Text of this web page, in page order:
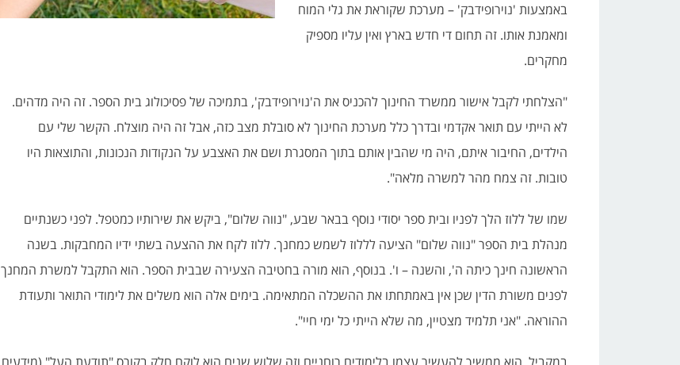
באמצעות 'נוירופידבק' – מערכת שקוראת את גלי המוח
ומאמנת אותו. זה תחום די חדש בארץ ואין עליו מספיק
מחקרים.
"הצלחתי לקבל אישור ממשרד החינוך להכניס את ה'נוירופידבק', בתמיכה של פסיכולוג בית הספר. זה היה מדהים.
לא הייתי עם תואר אקדמי ובדרך כלל מערכת החינוך לא סובלת מצב כזה, אבל זה היה מוצלח. הקשר שלי עם
הילדים, החיבור איתם, היה מי שהבין אותם בתוך המסגרת ושם את האצבע על הנקודות הנכונות, והתוצאות היו
טובות. זה צמח מהר למשרה מלאה".
שמו של ללוז הלך לפניו ובית ספר יסודי נוסף בבאר שבע, "נווה שלום", ביקש את שירותיו כמטפל. לפני כשנתיים
מנהלת בית הספר "נווה שלום" הציעה לללוז לשמש כמחנך. ללוז לקח את ההצעה בשתי ידיו המחבקות. בשנה
הראשונה חינך כיתה ה', והשנה – ו'. בנוסף, הוא מורה בחטיבה הצעירה שבבית הספר. הוא התקבל למשרת המחנך
לפנים משורת הדין שכן אין באמתחתו את ההשכלה המתאימה. בימים אלה הוא משלים את לימודי התואר ותעודת
ההוראה. "אני תלמיד מצטיין, מה שלא הייתי כל ימי חיי".